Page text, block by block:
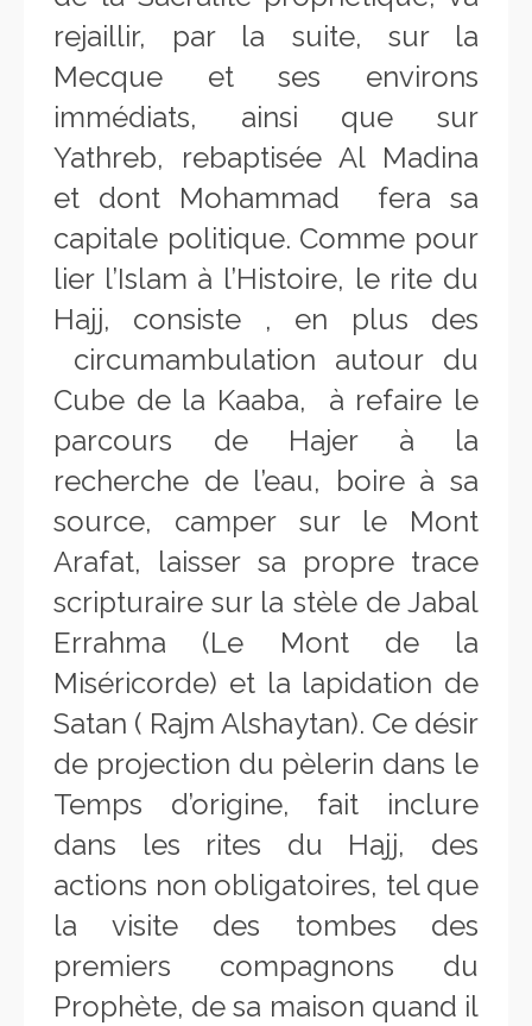
rejaillir, par la suite, sur la
Mecque et ses environs
immédiats, ainsi que sur
Yathreb, rebaptisée Al Madina
et dont Mohammad fera sa
capitale politique. Comme pour
lier l’Islam à l’Histoire, le rite du
Hajj, consiste , en plus des
circumambulation autour du
Cube de la Kaaba, à refaire le
parcours de Hajer à la
recherche de l’eau, boire à sa
source, camper sur le Mont
Arafat, laisser sa propre trace
scripturaire sur la stèle de Jabal
Errahma (Le Mont de la
Miséricorde) et la lapidation de
Satan ( Rajm Alshaytan). Ce désir
de projection du pèlerin dans le
Temps d’origine, fait inclure
dans les rites du Hajj, des
actions non obligatoires, tel que
la visite des tombes des
premiers compagnons du
Prophète, de sa maison quand il